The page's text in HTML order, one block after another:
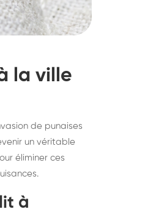
la ville
de punaises
un véritable
éliminer ces
à